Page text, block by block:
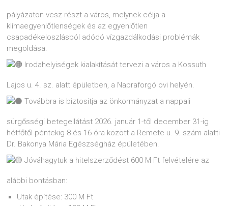
pályázaton vesz részt a város, melynek célja a
klímaegyenlőtlenségek és az egyenlőtlen
csapadékeloszlásból adódó vízgazdálkodási problémák
megoldása.
Irodahelyiségek kialakítását tervezi a város a Kossuth
Lajos u. 4. sz. alatt épületben, a Napraforgó ovi helyén.
Továbbra is biztosítja az önkormányzat a nappali
sürgősségi betegellátást 2026. január 1-től december 31-ig
hétfőtől péntekig 8 és 16 óra között a Remete u. 9. szám alatti
Dr. Bakonya Mária Egészségház épületében.
Jóváhagytuk a hitelszerződést 600 M Ft felvételére az
alábbi bontásban:
Utak építése: 300 M Ft